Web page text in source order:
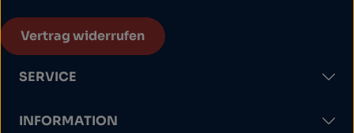
Vertrag widerrufen
SERVICE
INFORMATION